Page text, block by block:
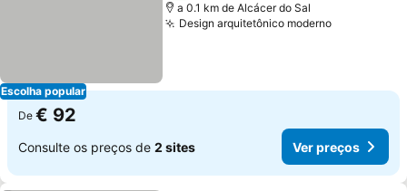
Escolha popular
a 0.1 km de Alcácer do Sal
Design arquitetônico modernoVer preços
De € 92
Consulte os preços de 2 sites Ver preços